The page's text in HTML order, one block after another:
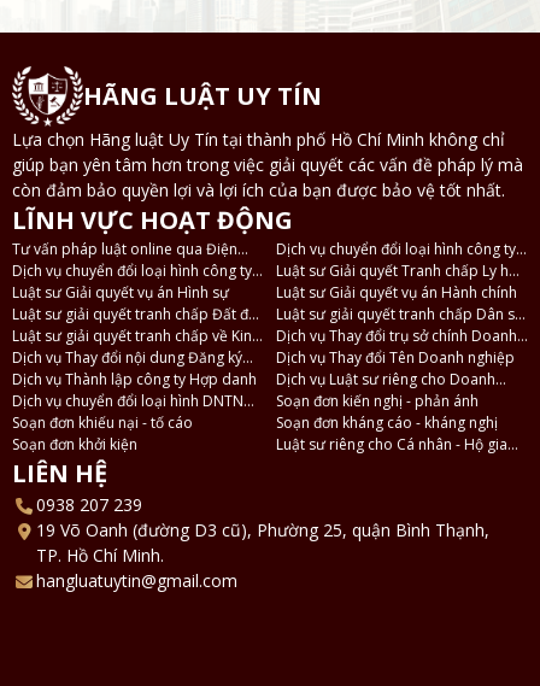
HÃNG LUẬT UY TÍN
Lựa chọn Hãng luật Uy Tín tại thành phố Hồ Chí Minh không chỉ
giúp bạn yên tâm hơn trong việc giải quyết các vấn đề pháp lý mà
còn đảm bảo quyền lợi và lợi ích của bạn được bảo vệ tốt nhất.
LĨNH VỰC HOẠT ĐỘNG
Tư vấn pháp luật online qua Điện
thoại, Zalo
Dịch vụ chuyển đổi loại hình công ty
TNHH 2 thành viên thành công ty
TNHH 1 thành viên
Dịch vụ chuyển đổi loại hình công ty
TNHH thành công ty Cổ phần và
ngược lại
Luật sư Giải quyết Tranh chấp Ly hôn
và Tài sản
Luật sư Giải quyết vụ án Hình sự
Luật sư Giải quyết vụ án Hành chính
Luật sư giải quyết tranh chấp Đất đai
- Nhà ở
Luật sư giải quyết tranh chấp Dân sự
- Thừa kế
Luật sư giải quyết tranh chấp về Kinh
tế
Dịch vụ Thay đổi trụ sở chính Doanh
nghiệp
Dịch vụ Thay đổi nội dung Đăng ký
Doanh nghiệp
Dịch vụ Thay đổi Tên Doanh nghiệp
Dịch vụ Thành lập công ty Hợp danh
Dịch vụ Luật sư riêng cho Doanh
nghiệp
Dịch vụ chuyển đổi loại hình DNTN
thành Công ty TNHH
Soạn đơn kiến nghị - phản ánh
Soạn đơn khiếu nại - tố cáo
Soạn đơn kháng cáo - kháng nghị
Soạn đơn khởi kiện
Luật sư riêng cho Cá nhân - Hộ gia
LIÊN HỆ
0938 207 239
19 Võ Oanh (đường D3 cũ), Phường 25, quận Bình Thạnh,
TP. Hồ Chí Minh.
hangluatuytin@gmail.com